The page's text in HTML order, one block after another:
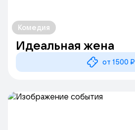
Комедия
Идеальная жена
от 1500 ₽